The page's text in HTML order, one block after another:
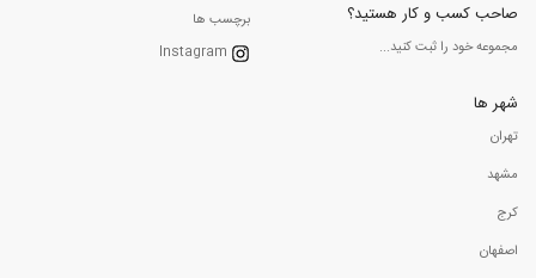
صاحب کسب و کار هستید؟
مجموعه خود را ثبت کنید...
برچسب ها
Instagram
شهر ها
تهران
مشهد
کرج
اصفهان